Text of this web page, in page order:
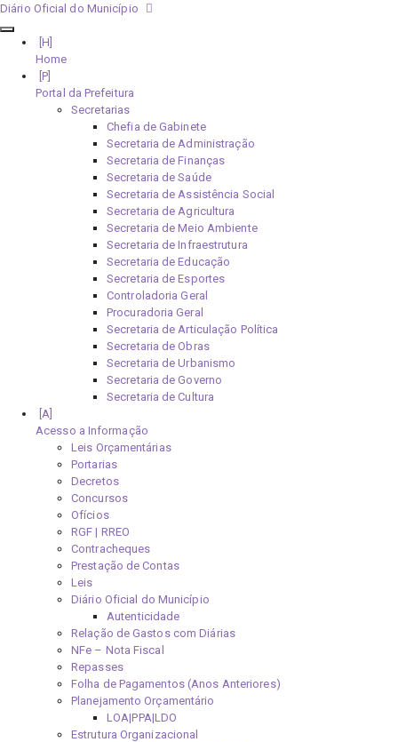
Diário Oficial do Município
Home
Portal da Prefeitura
Secretarias
Chefia de Gabinete
Secretaria de Administração
Secretaria de Finanças
Secretaria de Saúde
Secretaria de Assistência Social
Secretaria de Agricultura
Secretaria de Meio Ambiente
Secretaria de Infraestrutura
Secretaria de Educação
Secretaria de Esportes
Controladoria Geral
Procuradoria Geral
Secretaria de Articulação Política
Secretaria de Obras
Secretaria de Urbanismo
Secretaria de Governo
Secretaria de Cultura
Acesso a Informação
Leis Orçamentárias
Portarias
Decretos
Concursos
Ofícios
RGF | RREO
Contracheques
Prestação de Contas
Leis
Diário Oficial do Município
Autenticidade
Relação de Gastos com Diárias
NFe – Nota Fiscal
Repasses
Folha de Pagamentos (Anos Anteriores)
Planejamento Orçamentário
LOA|PPA|LDO
Estrutura Organizacional